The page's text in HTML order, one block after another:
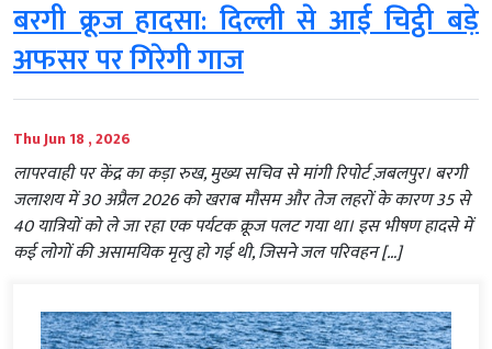
बरगी क्रूज हादसा: दिल्ली से आई चिट्ठी बड़े
अफसर पर गिरेगी गाज
Thu Jun 18 , 2026
लापरवाही पर केंद्र का कड़ा रुख, मुख्य सचिव से मांगी रिपोर्ट ज़बलपुर। बरगी
जलाशय में 30 अप्रैल 2026 को खराब मौसम और तेज लहरों के कारण 35 से
40 यात्रियों को ले जा रहा एक पर्यटक क्रूज पलट गया था। इस भीषण हादसे में
कई लोगों की असामयिक मृत्यु हो गई थी, जिसने जल परिवहन […]